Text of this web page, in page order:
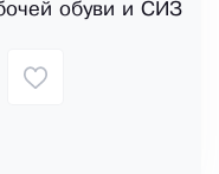
обуви и СИЗ